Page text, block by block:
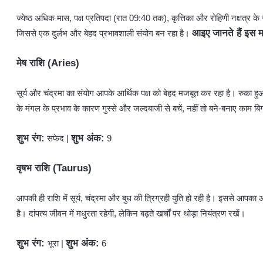
ज्येष्ठ अधिक मास, पक्ष प्रतिपदा (रात 09:40 तक), कृत्तिका और रोहिणी
जिससे एक दुर्लभ और बेहद प्रभावशाली संयोग बन रहा है।आइए जानते हैं इस
मेष राशि (Aries)
​सूर्य और चंद्रमा का संयोग आपके आर्थिक पक्ष को बेहद मजबूत कर रहा है। रुका
के मंगल के प्रभाव के कारण गुस्से और जल्दबाजी से बचें, नहीं तो बने-बनाए काम
शुभ रंग: सफेद |शुभ अंक: 9
वृषभ राशि (Taurus)
​आपकी ही राशि में सूर्य, चंद्रमा और बुध की त्रिग्रही युति हो रही है। इससे
है। दांपत्य जीवन में मधुरता रहेगी, लेकिन बढ़ते खर्चों पर थोड़ा नियंत्रण रखें।
शुभ रंग: भूरा |शुभ अंक: 6